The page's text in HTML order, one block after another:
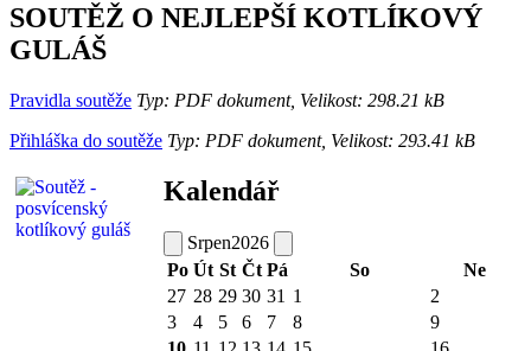
SOUTĚŽ O NEJLEPŠÍ KOTLÍKOVÝ
GULÁŠ
Pravidla soutěže Typ: PDF dokument, Velikost: 298.21 kB
Přihláška do soutěže Typ: PDF dokument, Velikost: 293.41 kB
Kalendář
Srpen2026
Po Út St Čt Pá So
Ne
27 28 29 30 31 1
2
3
4 5 6 7 8
9